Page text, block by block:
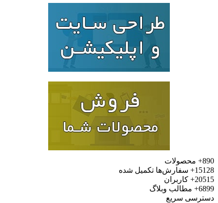
محصولات
سفارش‌ها تکمیل شده
کاربران
مطالب وبلاگ
سریع